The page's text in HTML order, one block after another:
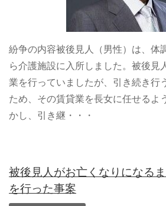
紛争の内容被後見人（男性）は、体
ら介護施設に入所しました。被後見
業を行っていましたが、引き続き行
ため、その賃貸業を長女に任せるよ
かし、引き継・・・
被後見人がお亡くなりになる
を行った事案